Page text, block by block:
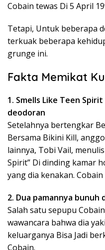
Cobain tewas Di 5 April
Tetapi, Untuk beberapa
terkuak beberapa
grunge ini.
Fakta Memikat
1. Smells Like Teen
deodoran
Setelahnya bertengkar
Bersama Bikini Kill,
lainnya, Tobi Vail,
Spirit” Di dinding kamar
yang dia kenakan.
2. Dua pamannya bunuh
Salah satu sepupu
wawancara bahwa dia
keluarganya Bisa Jadi
Cobain.